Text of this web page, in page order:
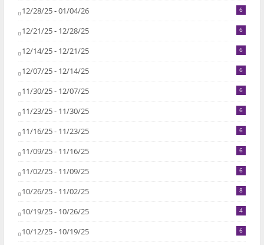
12/28/25 - 01/04/26 6
12/21/25 - 12/28/25 6
12/14/25 - 12/21/25 6
12/07/25 - 12/14/25 6
11/30/25 - 12/07/25 6
11/23/25 - 11/30/25 6
11/16/25 - 11/23/25 6
11/09/25 - 11/16/25 6
11/02/25 - 11/09/25 6
10/26/25 - 11/02/25 8
10/19/25 - 10/26/25 4
10/12/25 - 10/19/25 6